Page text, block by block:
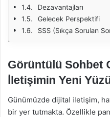
Dezavantajları
Gelecek Perspektifi
SSS (Sıkça Sorulan
Görüntülü Sohbet
İletişimin Yeni
Günümüzde dijital iletişim,
bir yer tutmakta. Özellikle